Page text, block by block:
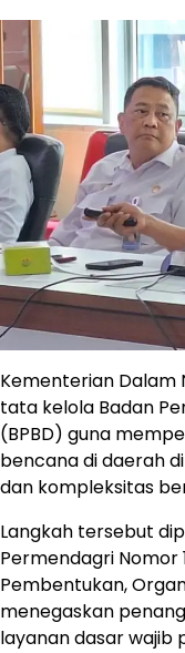
Kementerian
tata kelola Badan
(BPBD) guna
bencana di daerah
dan kompleksitas
Langkah tersebut
Permendagri Nomor
Pembentukan,
menegaskan
layanan dasar wajib